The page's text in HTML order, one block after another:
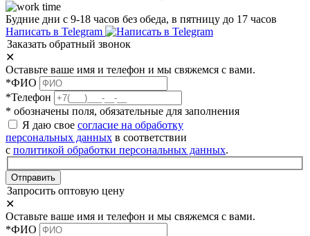
Будние дни с 9-18 часов без обеда, в пятницу до 17 часов
Написать в Telegram
Заказать обратный звонок
✕
Оставьте ваше имя и телефон и мы свяжемся с вами.
*ФИО
*Телефон
* обозначены поля, обязательные для заполнения
Я даю свое согласие на обработку
персональных данных в соответствии
с политикой обработки персональных данных.
Отправить
Запросить оптовую цену
✕
Оставьте ваше имя и телефон и мы свяжемся с вами.
*ФИО